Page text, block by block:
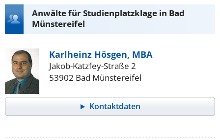
Anwälte für Studienplatzklage in Bad
Münstereifel
Karlheinz Hösgen, MBA
Jakob-Katzfey-Straße 2
53902 Bad Münstereifel
Kontaktdaten